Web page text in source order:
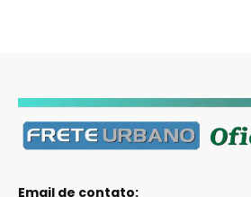
Email de contato: